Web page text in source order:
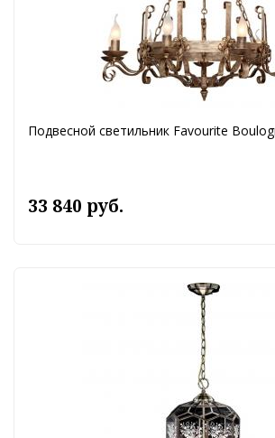
Подвесной светильник Favourite
33 840 руб.